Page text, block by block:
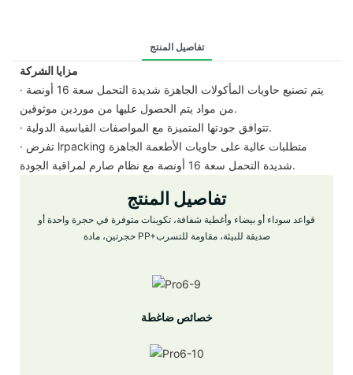
تفاصيل المنتج
مزايا الشركة
· يتم تصنيع حاويات المأكولات الجاهزة شديدة التحمل سعة 16 أونصة
من مواد يتم الحصول عليها من موردين موثوقين.
· تتوافق جودتها المتميزة مع المواصفات القياسية الدولية.
· تفرض lrpacking متطلبات عالية على حاويات الأطعمة الجاهزة
شديدة التحمل سعة 16 أونصة مع نظام صارم لمراقبة الجودة.
تفاصيل المنتج
قواعد سوداء أو بيضاء وأغطية شفافة، تكوينات متوفرة في حجرة واحدة أو
حجرتين، مادة PP+صديقة للبيئة، مقاومة للتسرب
خصائص ضاغطة